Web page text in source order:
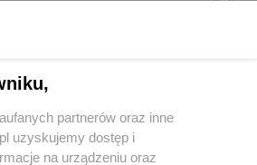
partnerów oraz inne
uzyskujemy dostęp i
na urządzeniu oraz